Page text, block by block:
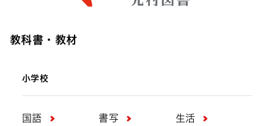
教科書・教材
小学校
国語 書写 生活